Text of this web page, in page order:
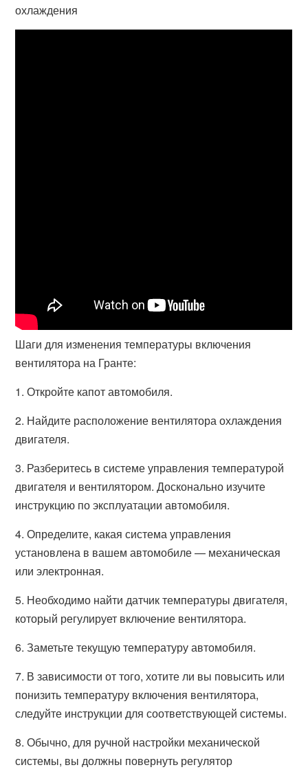
охлаждения
Шаги для изменения температуры включения
вентилятора на Гранте:
1. Откройте капот автомобиля.
2. Найдите расположение вентилятора охлаждения
двигателя.
3. Разберитесь в системе управления температурой
двигателя и вентилятором. Досконально изучите
инструкцию по эксплуатации автомобиля.
4. Определите, какая система управления
установлена в вашем автомобиле — механическая
или электронная.
5. Необходимо найти датчик температуры двигателя,
который регулирует включение вентилятора.
6. Заметьте текущую температуру автомобиля.
7. В зависимости от того, хотите ли вы повысить или
понизить температуру включения вентилятора,
следуйте инструкции для соответствующей системы.
8. Обычно, для ручной настройки механической
системы, вы должны повернуть регулятор